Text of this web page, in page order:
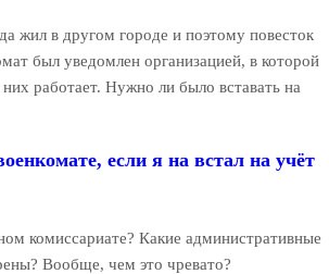
жил в другом городе и поэтому повесток
был уведомлен организацией, в которой
работает. Нужно ли было вставать на
если я на встал на учёт
комиссариате? Какие административные
Вообще, чем это чревато?